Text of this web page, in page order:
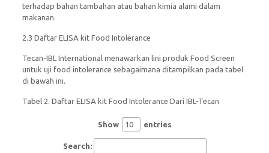
terhadap bahan tambahan atau bahan kimia alami dalam
makanan.
2.3 Daftar ELISA kit Food Intolerance
Tecan-IBL International menawarkan lini produk Food Screen
untuk uji food intolerance sebagaimana ditampilkan pada tabel
di bawah ini.
Tabel 2. Daftar ELISA kit Food Intolerance Dari IBL-Tecan
Show entries
Search: